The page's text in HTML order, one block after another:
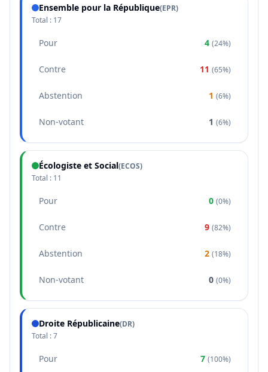
Ensemble pour la République(EPR)
Total : 17
Pour 4 (24%)
Contre 11 (65%)
Abstention 1 (6%)
Non-votant 1 (6%)
Écologiste et Social(ECOS)
Total : 11
Pour 0 (0%)
Contre 9 (82%)
Abstention 2 (18%)
Non-votant 0 (0%)
Droite Républicaine(DR)
Total :7
Pour 7 (100%)